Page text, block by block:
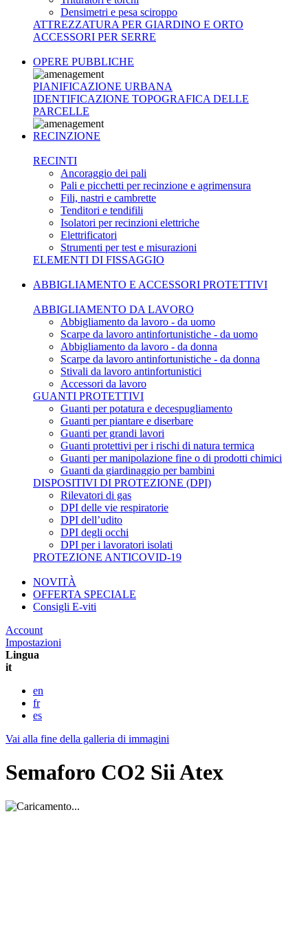
Densimetri e pesa sciroppo
ATTREZZATURA PER GIARDINO E ORTO
ACCESSORI PER SERRE
OPERE PUBBLICHE
PIANIFICAZIONE URBANA
IDENTIFICAZIONE TOPOGRAFICA DELLE
PARCELLE
RECINZIONE
RECINTI
Ancoraggio dei pali
Pali e picchetti per recinzione e agrimensura
Fili, nastri e cambrette
Tenditori e tendifili
Isolatori per recinzioni elettriche
Elettrificatori
Strumenti per test e misurazioni
ELEMENTI DI FISSAGGIO
ABBIGLIAMENTO E ACCESSORI PROTETTIVI
ABBIGLIAMENTO DA LAVORO
Abbigliamento da lavoro - da uomo
Scarpe da lavoro antinfortunistiche - da uomo
Abbigliamento da lavoro - da donna
Scarpe da lavoro antinfortunistiche - da donna
Stivali da lavoro antinfortunistici
Accessori da lavoro
GUANTI PROTETTIVI
Guanti per potatura e decespugliamento
Guanti per piantare e diserbare
Guanti per grandi lavori
Guanti protettivi per i rischi di natura termica
Guanti per manipolazione fine o di prodotti chimici
Guanti da giardinaggio per bambini
DISPOSITIVI DI PROTEZIONE (DPI)
Rilevatori di gas
DPI delle vie respiratorie
DPI dell’udito
DPI degli occhi
DPI per i lavoratori isolati
PROTEZIONE ANTICOVID-19
NOVITÀ
OFFERTA SPECIALE
Consigli E-viti
Account
Impostazioni
Lingua
it
en
fr
es
Vai alla fine della galleria di immagini
Semaforo CO2 Sii Atex